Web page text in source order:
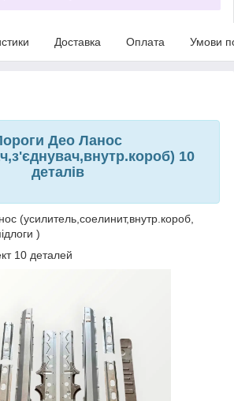
Доставка Оплата Умови
Део Ланос
10
деталів
(усилитель,соелинит,внутр.короб,
)
10 деталей